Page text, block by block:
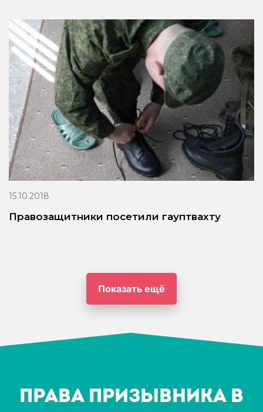
15.10.2018
Правозащитники посетили гауптвахту
Показать ещё
Права призывника в